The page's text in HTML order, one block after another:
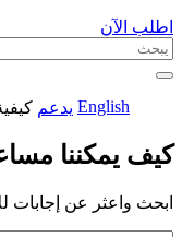
اطلب الآن
English يدعم
كيف يمكننا
ابحث واعثر عن إجابات